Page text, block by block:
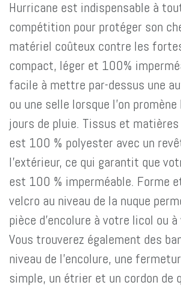
Hurricane est indispensable à
compétition pour protéger son
matériel coûteux contre les
compact, léger et 100%
facile à mettre par-dessus une
ou une selle lorsque l'on
jours de pluie. Tissus et
est 100 % polyester avec un
l'extérieur, ce qui garantit que
est 100 % imperméable. Forme
velcro au niveau de la nuque
pièce d'encolure à votre licol ou
Vous trouverez également des
niveau de l'encolure, une
simple, un étrier et un cordon de